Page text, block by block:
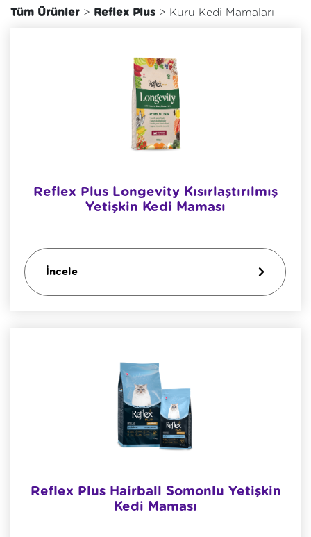
Tüm Ürünler > Reflex Plus > Kuru Kedi Mamaları
Reflex Plus Longevity Kısırlaştırılmış
Yetişkin Kedi Maması
İncele
Reflex Plus Hairball Somonlu Yetişkin
Kedi Maması